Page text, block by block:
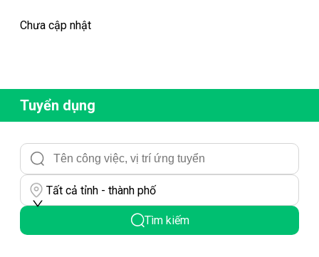
Chưa cập nhật
Tuyển dụng
Tất cả tỉnh - thành phố
Tìm kiếm